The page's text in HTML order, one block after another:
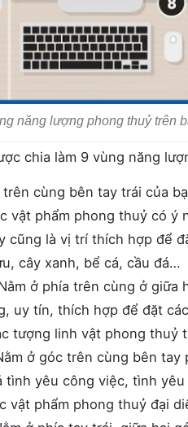
năng lượng phong thuỷ trên
chia làm 9 vùng năng
trên cùng bên tay trái của
vật phẩm phong thuỷ có ý
cũng là vị trí thích hợp để
cây xanh, bể cá, cầu đá…
ở phía trên cùng ở giữa
uy tín, thích hợp để đặt
tượng linh vật phong thuỷ
ở góc trên cùng bên tay
yêu công việc, tình
vật phẩm phong thuỷ đại